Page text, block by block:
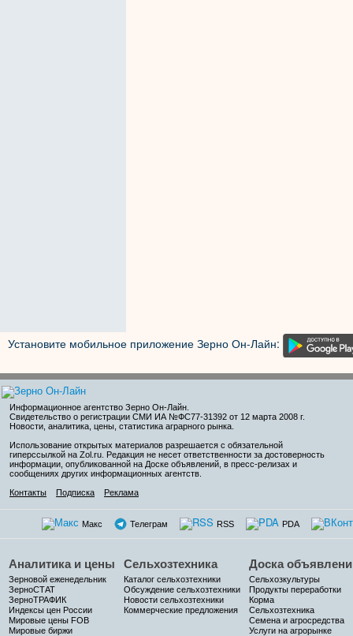
Установите мобильное приложение Зерно Он-Лайн:
Информационное агентство Зерно Он-Лайн
Свидетельство о регистрации СМИ ИА №ФС77-31392 от 12 марта 2008 г.
Новости, аналитика, цены, статистика аграрного рынка.
Использование открытых материалов разрешается с обязательной
гиперссылкой на Zol.ru. Редакция не несет ответственности за достоверность
информации, опубликованной на Доске объявлений, в пресс-релизах и
сообщениях других информационных агентств.
Контакты
Подписка Реклама
Макс Телеграм RSS PDA
Аналитика и цены
Зерновой еженедельник
ЗерноСТАТ
ЗерноТРАФИК
Индексы цен России
Мировые цены FOB
Мировые биржи
Сельхозтехника
Каталог сельхозтехники
Обсуждение сельхозтехники
Новости сельхозтехники
Коммерческие предложения
Доска
Сельхозкультуры
Продукты переработки
Корма
Сельхозтехника
Семена и агросредства
Услуги на агрорынке